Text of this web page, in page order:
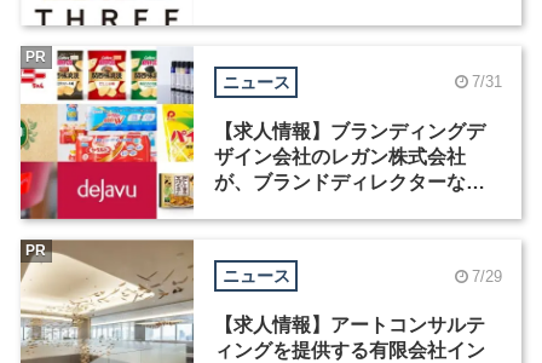
ニュース 7/31
【求人情報】ブランディングデ
ザイン会社のレガン株式会社
が、ブランドディレクターなど3
PR
ニュース 7/29
【求人情報】アートコンサルテ
ィングを提供する有限会社イン
PR